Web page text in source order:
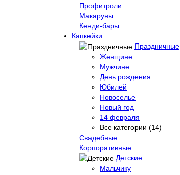
Профитроли
Макаруны
Кенди-бары
Капкейки
Праздничные
Женщине
Мужчине
День рождения
Юбилей
Новоселье
Новый год
14 февраля
Все категории (14)
Свадебные
Корпоративные
Детские
Мальчику